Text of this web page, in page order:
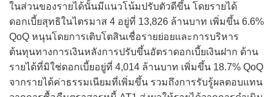
ในส่วนของรายได้นั้นมีแนวโน้มปรับตัวดีขึ้น โดยรายได้
ดอกเบี้ยสุทธิในไตรมาส 4 อยู่ที่ 13,826 ล้านบาท เพิ่มขึ้น 6.6%
QoQ หนุนโดยการเติบโตสินเชื่อรายย่อยและการบริหาร
ต้นทุนทางการเงินหลังการปรับขึ้นอัตราดอกเบี้ยเงินฝาก ด้าน
รายได้ที่มิใช่ดอกเบี้ยอยู่ที่ 4,014 ล้านบาท เพิ่มขึ้น 18.7% QoQ
จากรายได้ค่าธรรมเนียมที่เพิ่มขึ้น รวมถึงการรับรู้ผลตอบแทน